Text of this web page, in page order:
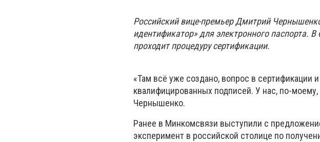
Российский вице-премьер Дмитрий
идентификатор» для электронного паспорта.
проходит процедуру сертификации.
«Там всё уже создано, вопрос в сертификации
квалифицированных подписей. У нас, по-
Чернышенко.
Ранее в Минкомсвязи выступили с
эксперимент в российской столице по